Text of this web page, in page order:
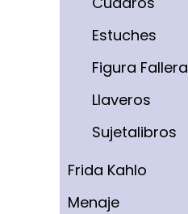
Estuches
Figura Fallera
Llaveros
Sujetalibros
Frida Kahlo
Menaje